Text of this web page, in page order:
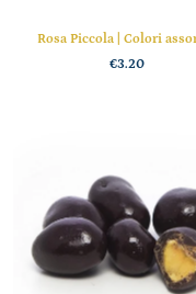
Rosa Piccola | Colori
€3.20